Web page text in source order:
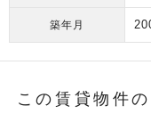
築年月
この賃貸物件